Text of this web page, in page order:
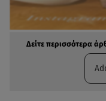
Δείτε περισσότερα